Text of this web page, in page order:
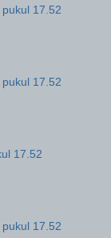
17.52
17.52
17.52
17.52